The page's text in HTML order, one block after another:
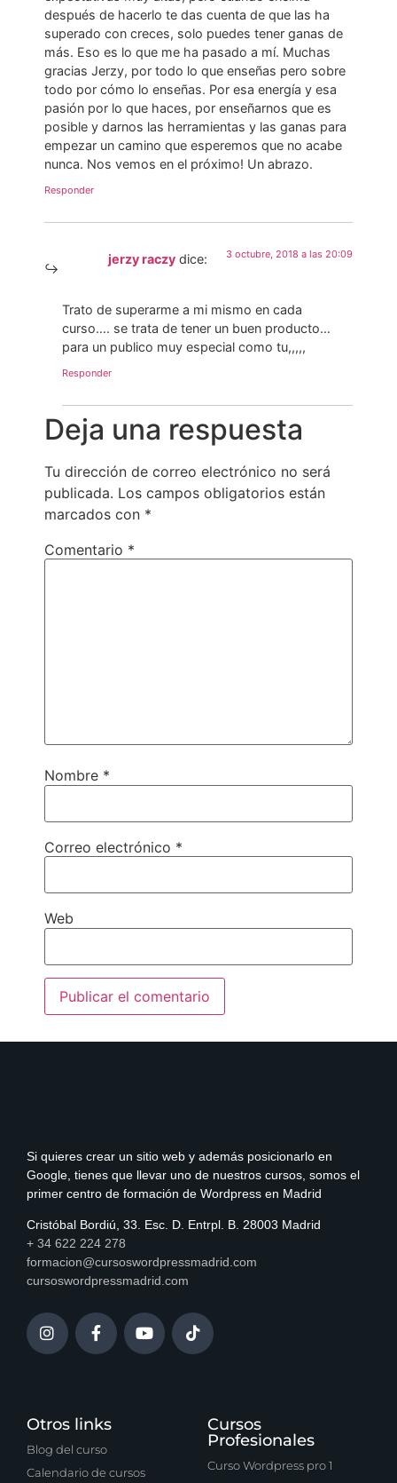
después de hacerlo te das cuenta de que las ha
superado con creces, solo puedes tener ganas de
más. Eso es lo que me ha pasado a mí. Muchas
gracias Jerzy, por todo lo que enseñas pero sobre
todo por cómo lo enseñas. Por esa energía y esa
pasión por lo que haces, por enseñarnos que es
posible y darnos las herramientas y las ganas para
empezar un camino que esperemos que no acabe
nunca. Nos vemos en el próximo! Un abrazo.
Responder
jerzy raczy dice: 3 octubre, 2018 a las 20:09
Trato de superarme a mi mismo en cada
curso…. se trata de tener un buen producto…
para un publico muy especial como tu,,,,,
Responder
Deja una respuesta
Tu dirección de correo electrónico no será
publicada. Los campos obligatorios están
marcados con *
Comentario *
Nombre *
Correo electrónico *
Web
Si quieres crear un sitio web y además posicionarlo en
Google, tienes que llevar uno de nuestros cursos, somos el
primer centro de formación de Wordpress en Madrid
Cristóbal Bordiú, 33. Esc. D. Entrpl. B. 28003 Madrid
+ 34 622 224 278
formacion@cursoswordpressmadrid.com
cursoswordpressmadrid.com
Otros links
Blog del curso
Calendario de cursos
Cursos
Profesionales
Curso Wordpress pro 1